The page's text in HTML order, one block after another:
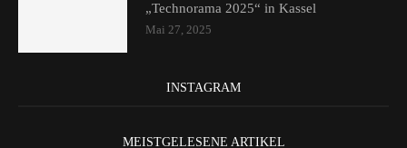
„Technorama 2025“ in Kassel
Mai 27, 2025
INSTAGRAM
MEISTGELESENE ARTIKEL